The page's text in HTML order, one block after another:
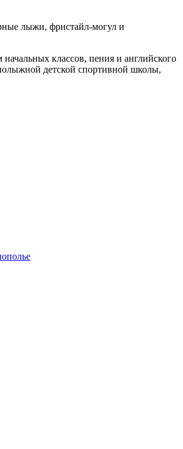
лыжи, фристайл-могул и
классов, пения и английского
детской спортивной школы,